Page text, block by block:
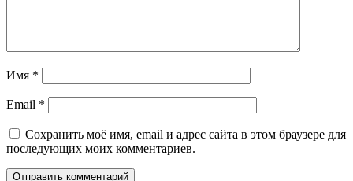
Имя *
Email *
Сохранить моё имя, email и адрес сайта в этом браузере для
последующих моих комментариев.